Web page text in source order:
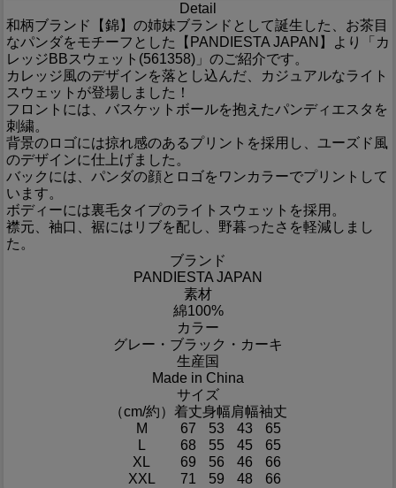
Detail
和柄ブランド【錦】の姉妹ブランドとして誕生した、お茶目
なパンダをモチーフとした【PANDIESTA JAPAN】より「カ
レッジBBスウェット(561358)」のご紹介です。
カレッジ風のデザインを落とし込んだ、カジュアルなライト
スウェットが登場しました！
フロントには、バスケットボールを抱えたパンディエスタを
刺繍。
背景のロゴには掠れ感のあるプリントを採用し、ユーズド風
のデザインに仕上げました。
バックには、パンダの顔とロゴをワンカラーでプリントして
います。
ボディーには裏毛タイプのライトスウェットを採用。
襟元、袖口、裾にはリブを配し、野暮ったさを軽減しまし
た。
ブランド
PANDIESTA JAPAN
素材
綿100%
カラー
グレー・ブラック・カーキ
生産国
Made in China
サイズ
（cm/約） 着丈身幅肩幅袖丈
M
67 53 43
65
L
68 55 45
65
XL
69 56 46
66
XXL
71 59 48 66